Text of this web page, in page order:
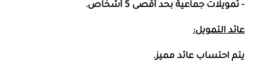
- تمويلات جماعية بحد أقصى 5 أشخاص.
عائد التمويل:
يتم احتساب عائد مميز.